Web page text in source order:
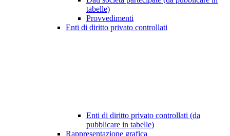
tabelle)
Provvedimenti
Enti di diritto privato controllati
Enti di diritto privato controllati (da
pubblicare in tabelle)
Rappresentazione grafica